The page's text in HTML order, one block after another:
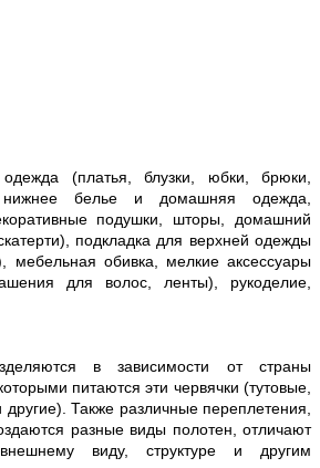
(платья, блузки, юбки, брюки,
нижнее белье и домашняя одежда,
подушки, шторы, домашний
подкладка для верхней одежды
мебельная обивка, мелкие аксессуары
для волос, ленты), рукоделие,
в зависимости от страны
питаются эти червячки (тутовые,
Также различные переплетения,
разные виды полотен, отличают
виду, структуре и другим